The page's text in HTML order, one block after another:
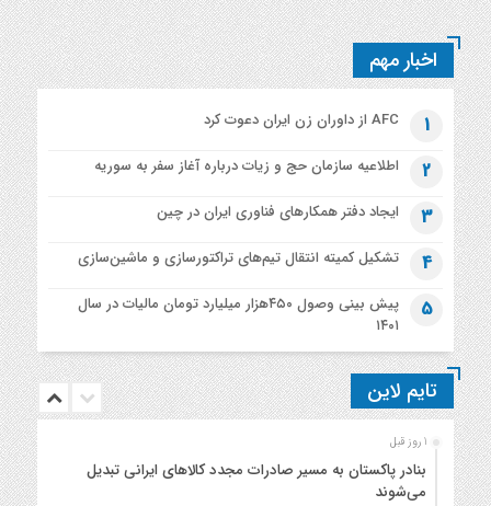
اخبار مهم
1 AFC از داوران زن ایران دعوت کرد
2 اطلاعیه‌ سازمان حج و زیات درباره آغاز سفر به سوریه
3 ایجاد دفتر همکارهای فناوری ایران در چین
4 تشکیل کمیته انتقال تیم‌های تراکتورسازی و ماشین‌سازی
5
پیش بینی وصول ۴۵۰هزار میلیارد تومان مالیات در سال
۱۴۰۱
تایم لاین
1 روز قبل
بنادر پاکستان به مسیر صادرات مجدد کالاهای ایرانی تبدیل
می‌شوند